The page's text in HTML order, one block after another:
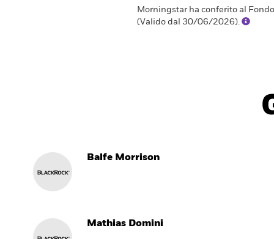
Morningstar ha conferito al
(Valido dal 30/06/2026).
Balfe Morrison
Mathias Domini